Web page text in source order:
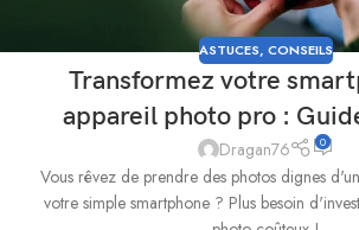
ASTUCES, CONSEILS
Transformez votre
appareil photo pro :
Dragan76 0
Vous rêvez de prendre des photos dignes
votre simple smartphone ? Plus besoin